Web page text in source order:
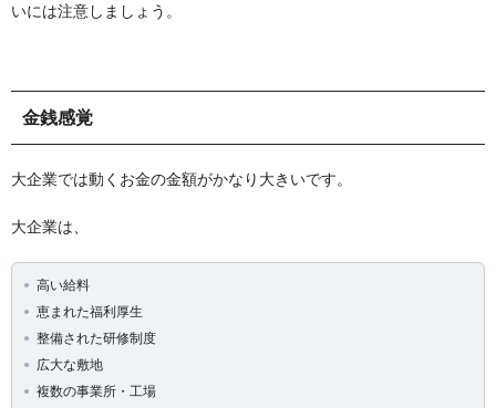
いには注意しましょう。
金銭感覚
大企業では動くお金の金額がかなり大きいです。
大企業は、
高い給料
恵まれた福利厚生
整備された研修制度
広大な敷地
複数の事業所・工場